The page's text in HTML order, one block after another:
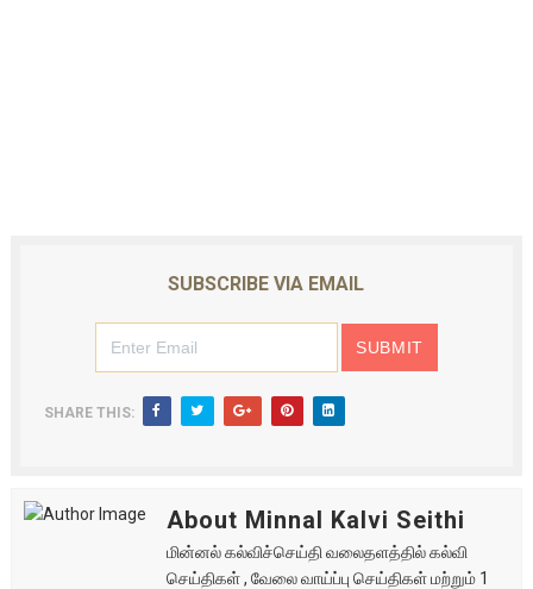
SUBSCRIBE VIA EMAIL
SHARE THIS:
About Minnal Kalvi Seithi
மின்னல் கல்விச்செய்தி வலைதளத்தில் கல்வி
செய்திகள் , வேலை வாய்ப்பு செய்திகள் மற்றும் 1